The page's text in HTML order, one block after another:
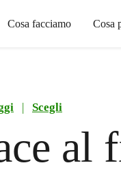
Cosa facciamo Cosa
| Scegli
al